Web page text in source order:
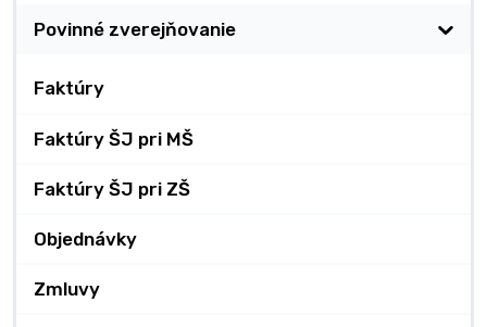
Povinné zverejňovanie
Faktúry
Faktúry ŠJ pri MŠ
Faktúry ŠJ pri ZŠ
Objednávky
Zmluvy